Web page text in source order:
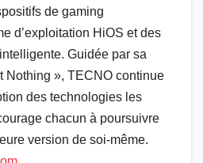
de gaming
d’exploitation HiOS et des
Guidée par sa
Nothing », TECNO continue
des technologies les
chacun à poursuivre
version de soi-même.